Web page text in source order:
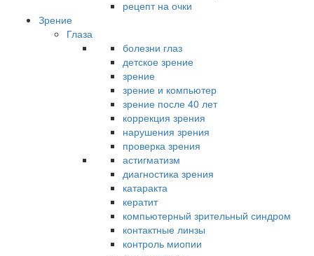
рецепт на очки
Зрение
Глаза
болезни глаз
детское зрение
зрение
зрение и компьютер
зрение после 40 лет
коррекция зрения
нарушения зрения
проверка зрения
астигматизм
диагностика зрения
катаракта
кератит
компьютерный зрительный синдром
контактные линзы
контроль миопии